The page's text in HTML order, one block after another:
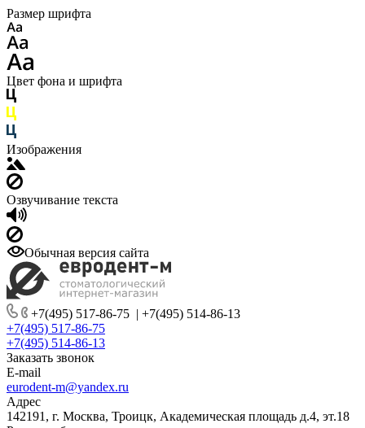
Размер шрифта
Цвет фона и шрифта
Изображения
Озвучивание текста
Обычная версия сайта
+7(495) 517-86-75 | +7(495) 514-86-13
+7(495) 517-86-75
+7(495) 514-86-13
Заказать звонок
E-mail
eurodent-m@yandex.ru
Адрес
142191, г. Москва, Троицк, Академическая площадь д.4, эт.18